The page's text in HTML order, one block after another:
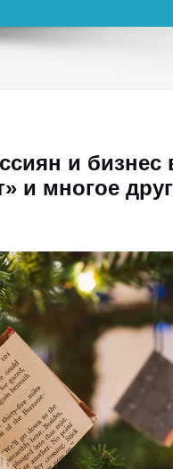
и бизнес
и многое